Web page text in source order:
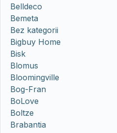
Belldeco
Bemeta
Bez kategorii
Bigbuy Home
Bisk
Blomus
Bloomingville
Bog-Fran
BoLove
Boltze
Brabantia